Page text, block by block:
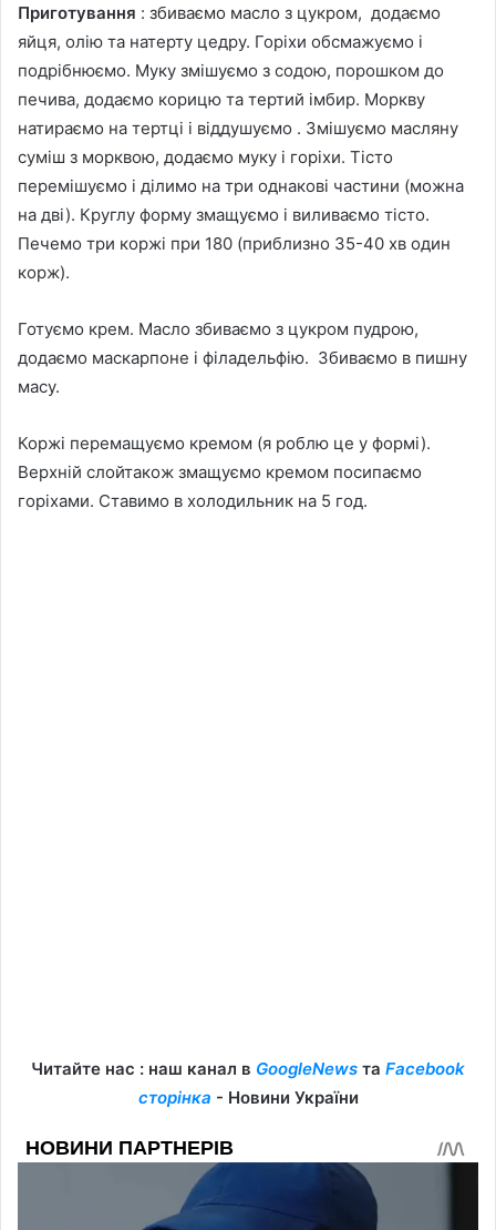
Приготування : збиваємо масло з цукром, додаємо
яйця, олію та натерту цедру. Горіхи обсмажуємо і
подрібнюємо. Муку змішуємо з содою, порошком до
печива, додаємо корицю та тертий імбир. Моркву
натираємо на тертці і віддушуємо . Змішуємо масляну
суміш з морквою, додаємо муку і горіхи. Тісто
перемішуємо і ділимо на три однакові частини (можна
на дві). Круглу форму змащуємо і виливаємо тісто.
Печемо три коржі при 180 (приблизно 35-40 хв один
корж).
Готуємо крем. Масло збиваємо з цукром пудрою,
додаємо маскарпоне і філадельфію. Збиваємо в пишну
масу.
Коржі перемащуємо кремом (я роблю це у формі).
Верхній слойтакож змащуємо кремом посипаємо
горіхами. Ставимо в холодильник на 5 год.
Читайте нас : наш канал в GoogleNews та Facebook
сторінка - Новини України